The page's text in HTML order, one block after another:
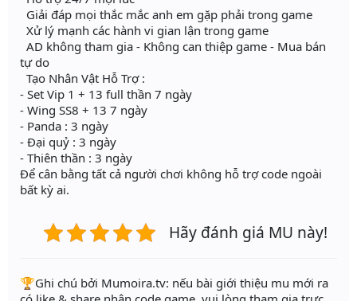
Giải đáp mọi thắc mắc anh em gặp phải trong game
Xử lý mạnh các hành vi gian lận trong game
AD không tham gia - Không can thiệp game - Mua bán
tự do
Tạo Nhân Vật Hỗ Trợ :
- Set Vip 1 + 13 full thần 7 ngày
- Wing SS8 + 13 7 ngày
- Panda : 3 ngày
- Đại quỷ : 3 ngày
- Thiên thần : 3 ngày
Để cân bằng tất cả người chơi không hỗ trợ code ngoài
bất kỳ ai.
Hãy đánh giá MU này!
️🏆Ghi chú bởi Mumoira.tv: nếu bài giới thiệu mu mới ra